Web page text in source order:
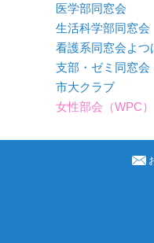
医学部同窓会
生活科学部同窓会
看護系同窓会よつ
支部・ゼミ同窓会
市大クラブ
女性部会（WPC）